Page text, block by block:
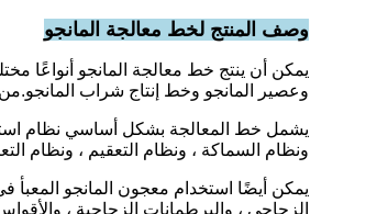
وصف المنتج لخط معالجة المانجو
يمكن أن ينتج خط معالجة المانجو أنواعًا
وعصير المانجو وخط إنتاج شراب المانجو.من
يشمل خط المعالجة بشكل أساسي نظام
ونظام السماكة ، ونظام التعقيم ، ونظام
الزجاجي ، والبرطمانات الزجاجية ،